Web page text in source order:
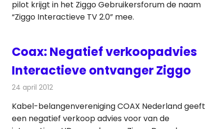
pilot krijgt in het Ziggo Gebruikersforum de naam
“Ziggo Interactieve TV 2.0” mee.
Coax: Negatief verkoopadvies
Interactieve ontvanger Ziggo
24 april 2012
Kabel-belangenvereniging COAX Nederland geeft
een negatief verkoop advies voor van de